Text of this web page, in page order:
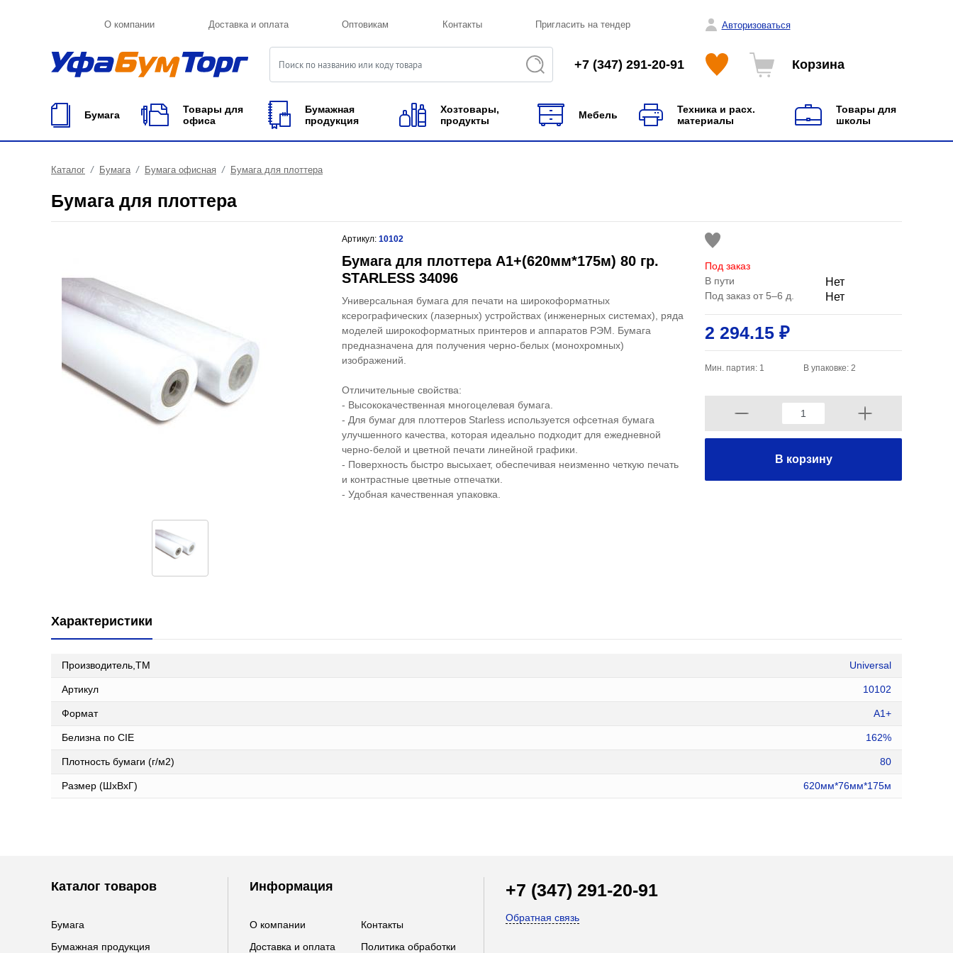
О компании Доставка и оплата Оптовикам Контакты Пригласить на тендер Авторизоваться
+7 (347) 291-20-91 Корзина
Бумага
Товары для
офиса
Бумажная
продукция
Хозтовары,
продукты
Мебель
Техника и расх.
материалы
Товары для
школы
Каталог Бумага Бумага офисная Бумага для плоттера
Бумага для плоттера
Артикул: 10102
Бумага для плоттера А1+(620мм*175м) 80 гр.
STARLESS 34096
Универсальная бумага для печати на широкоформатных
ксерографических (лазерных) устройствах (инженерных системах), ряда
моделей широкоформатных принтеров и аппаратов РЭМ. Бумага
предназначена для получения черно-белых (монохромных)
изображений.
Отличительные свойства:
- Высококачественная многоцелевая бумага.
- Для бумаг для плоттеров Starless используется офсетная бумага
улучшенного качества, которая идеально подходит для ежедневной
черно-белой и цветной печати линейной графики.
- Поверхность быстро высыхает, обеспечивая неизменно четкую печать
и контрастные цветные отпечатки.
- Удобная качественная упаковка.
Под заказ
В пути
Нет
Под заказ от 5–6 д. Нет
2 294.15 ₽
Мин. партия: 1 В упаковке: 2
В корзину
Характеристики
Производитель,ТМ Universal
Артикул 10102
Формат A1+
Белизна по CIE 162%
Плотность бумаги (г/м2) 80
Размер (ШxВxГ) 620мм*76мм*175м
Каталог товаров
Бумага
Бумажная продукция
Информация
О компании
Доставка и оплата
Контакты
Политика обработки
+7 (347) 291-20-91
Обратная связь